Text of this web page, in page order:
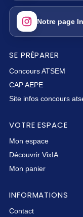
Notre page
SE PRÉPARER
Concours ATSEM
CAP AEPE
Site infos concours
VOTRE ESPACE
Mon espace
Découvrir VixIA
Mon panier
INFORMATIONS
Contact